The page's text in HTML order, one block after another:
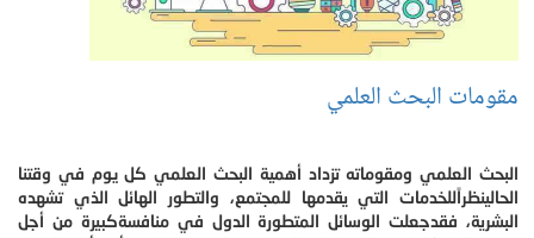
مقومات البحث العلمي
البحث العلمي ومقوماته تزداد أهمية البحث العلمي كل يوم في وقتنا
الحالينظراًللخدمات التي يقدمها للمجتمع، والتطور الهائل الذي تشهده
البشرية، فقدجعلت الوسائل المتطورة الدول في منافسةكبيرة من أجل